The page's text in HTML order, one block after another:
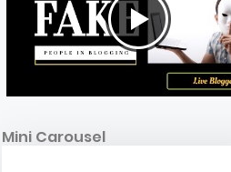
Mini Carousel